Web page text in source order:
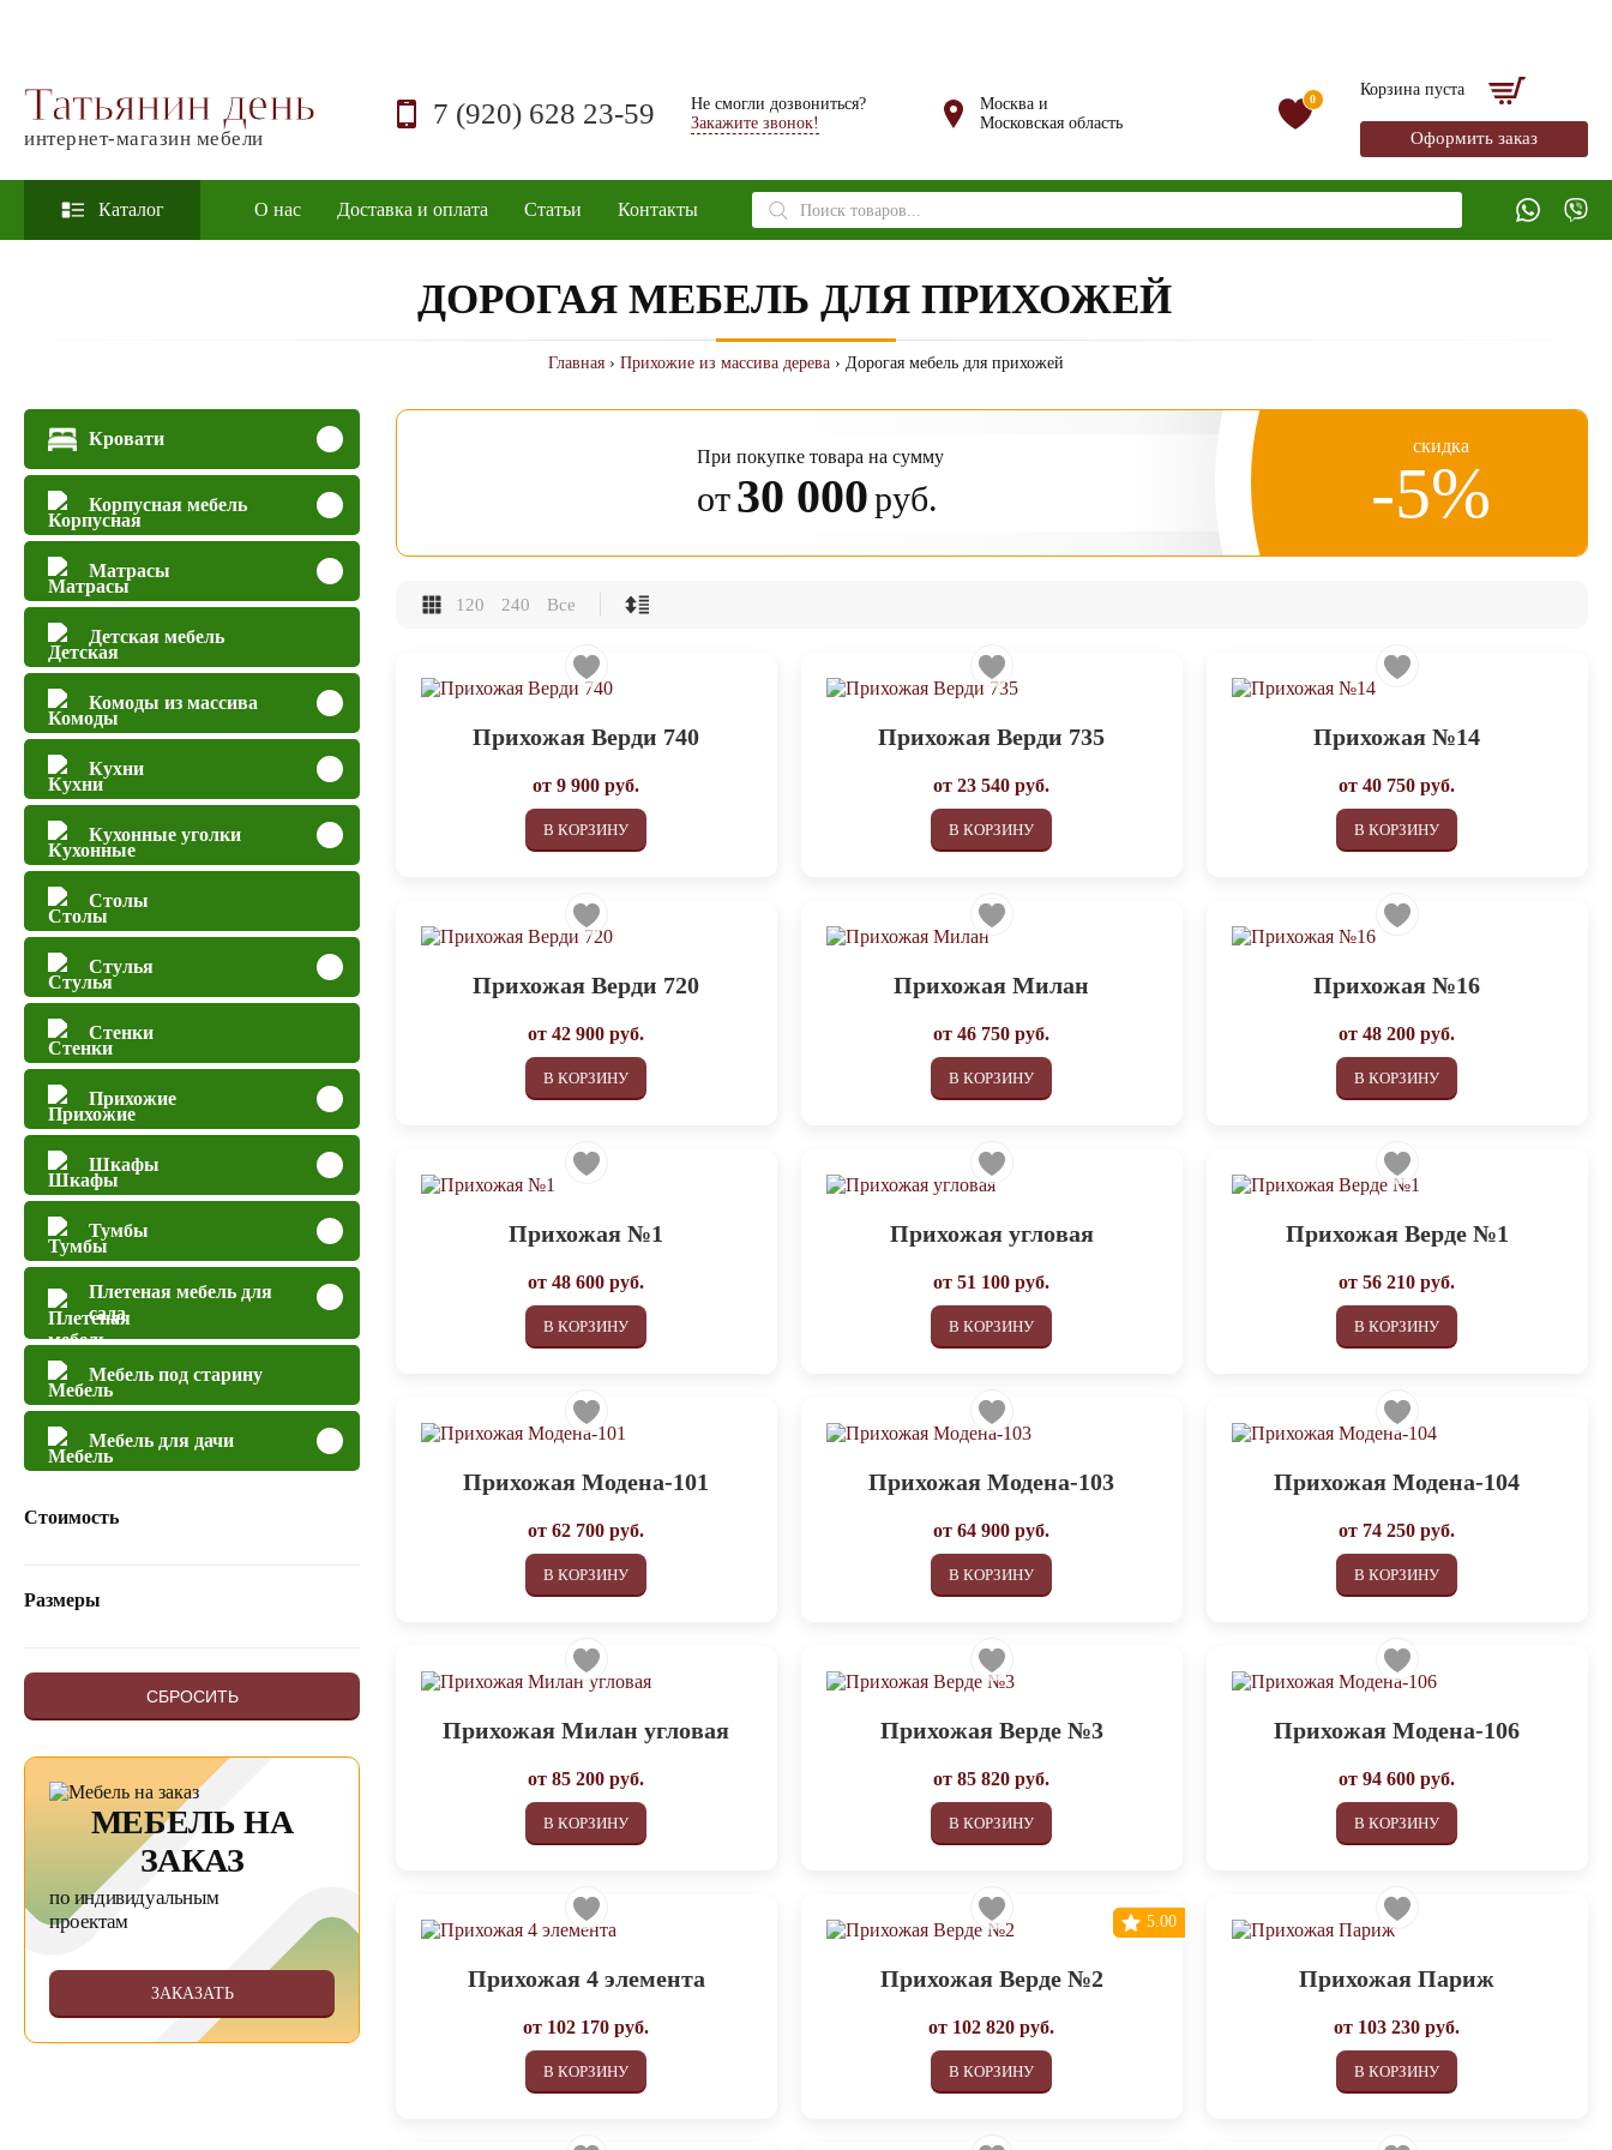
Татьянин день
интернет-магазин мебели
7 (920) 628 23-59
Не смогли дозвониться?
Закажите звонок!
Москва и
Московская область
0
Корзина пуста
Оформить заказ
Каталог О нас Доставка и оплата Статьи Контакты
Поиск
товаров
ДОРОГАЯ МЕБЕЛЬ ДЛЯ ПРИХОЖЕЙ
Главная › Прихожие из массива дерева › Дорогая мебель для прихожей
Кровати
Корпусная мебель
Матрасы
Детская мебель
Комоды из массива
Кухни
Кухонные уголки
Столы
Стулья
Стенки
Прихожие
Шкафы
Тумбы
Плетеная мебель для
сада
Мебель под старину
Мебель для дачи
Стоимость
Размеры
СБРОСИТЬ
МЕБЕЛЬ НА
ЗАКАЗ
по индивидуальным
проектам
ЗАКАЗАТЬ
При покупке товара на сумму
от30 000руб.
скидка
-5%
120 240 Все
Прихожая Верди 740
от9 900 руб.
В КОРЗИНУ
Прихожая Верди 735
от23 540 руб.
В КОРЗИНУ
Прихожая №14
от40 750 руб.
В КОРЗИНУ
Прихожая Верди 720
от42 900 руб.
В КОРЗИНУ
Прихожая Милан
от46 750 руб.
В КОРЗИНУ
Прихожая №16
от48 200 руб.
В КОРЗИНУ
Прихожая №1
от48 600 руб.
В КОРЗИНУ
Прихожая угловая
от51 100 руб.
В КОРЗИНУ
Прихожая Верде №1
от56 210 руб.
В КОРЗИНУ
Прихожая Модена-101
от62 700 руб.
В КОРЗИНУ
Прихожая Модена-103
от64 900 руб.
В КОРЗИНУ
Прихожая Модена-104
от 74 250 руб.
В КОРЗИНУ
Прихожая Милан угловая
от85 200 руб.
В КОРЗИНУ
Прихожая Верде №3
от85 820 руб.
В КОРЗИНУ
Прихожая Модена-106
от94 600 руб.
В КОРЗИНУ
Прихожая 4 элемента
от 102 170 руб.
В КОРЗИНУ
Прихожая Верде №2
от 102 820 руб.
В КОРЗИНУ
5.00
Прихожая Париж
от 103 230 руб.
В КОРЗИНУ